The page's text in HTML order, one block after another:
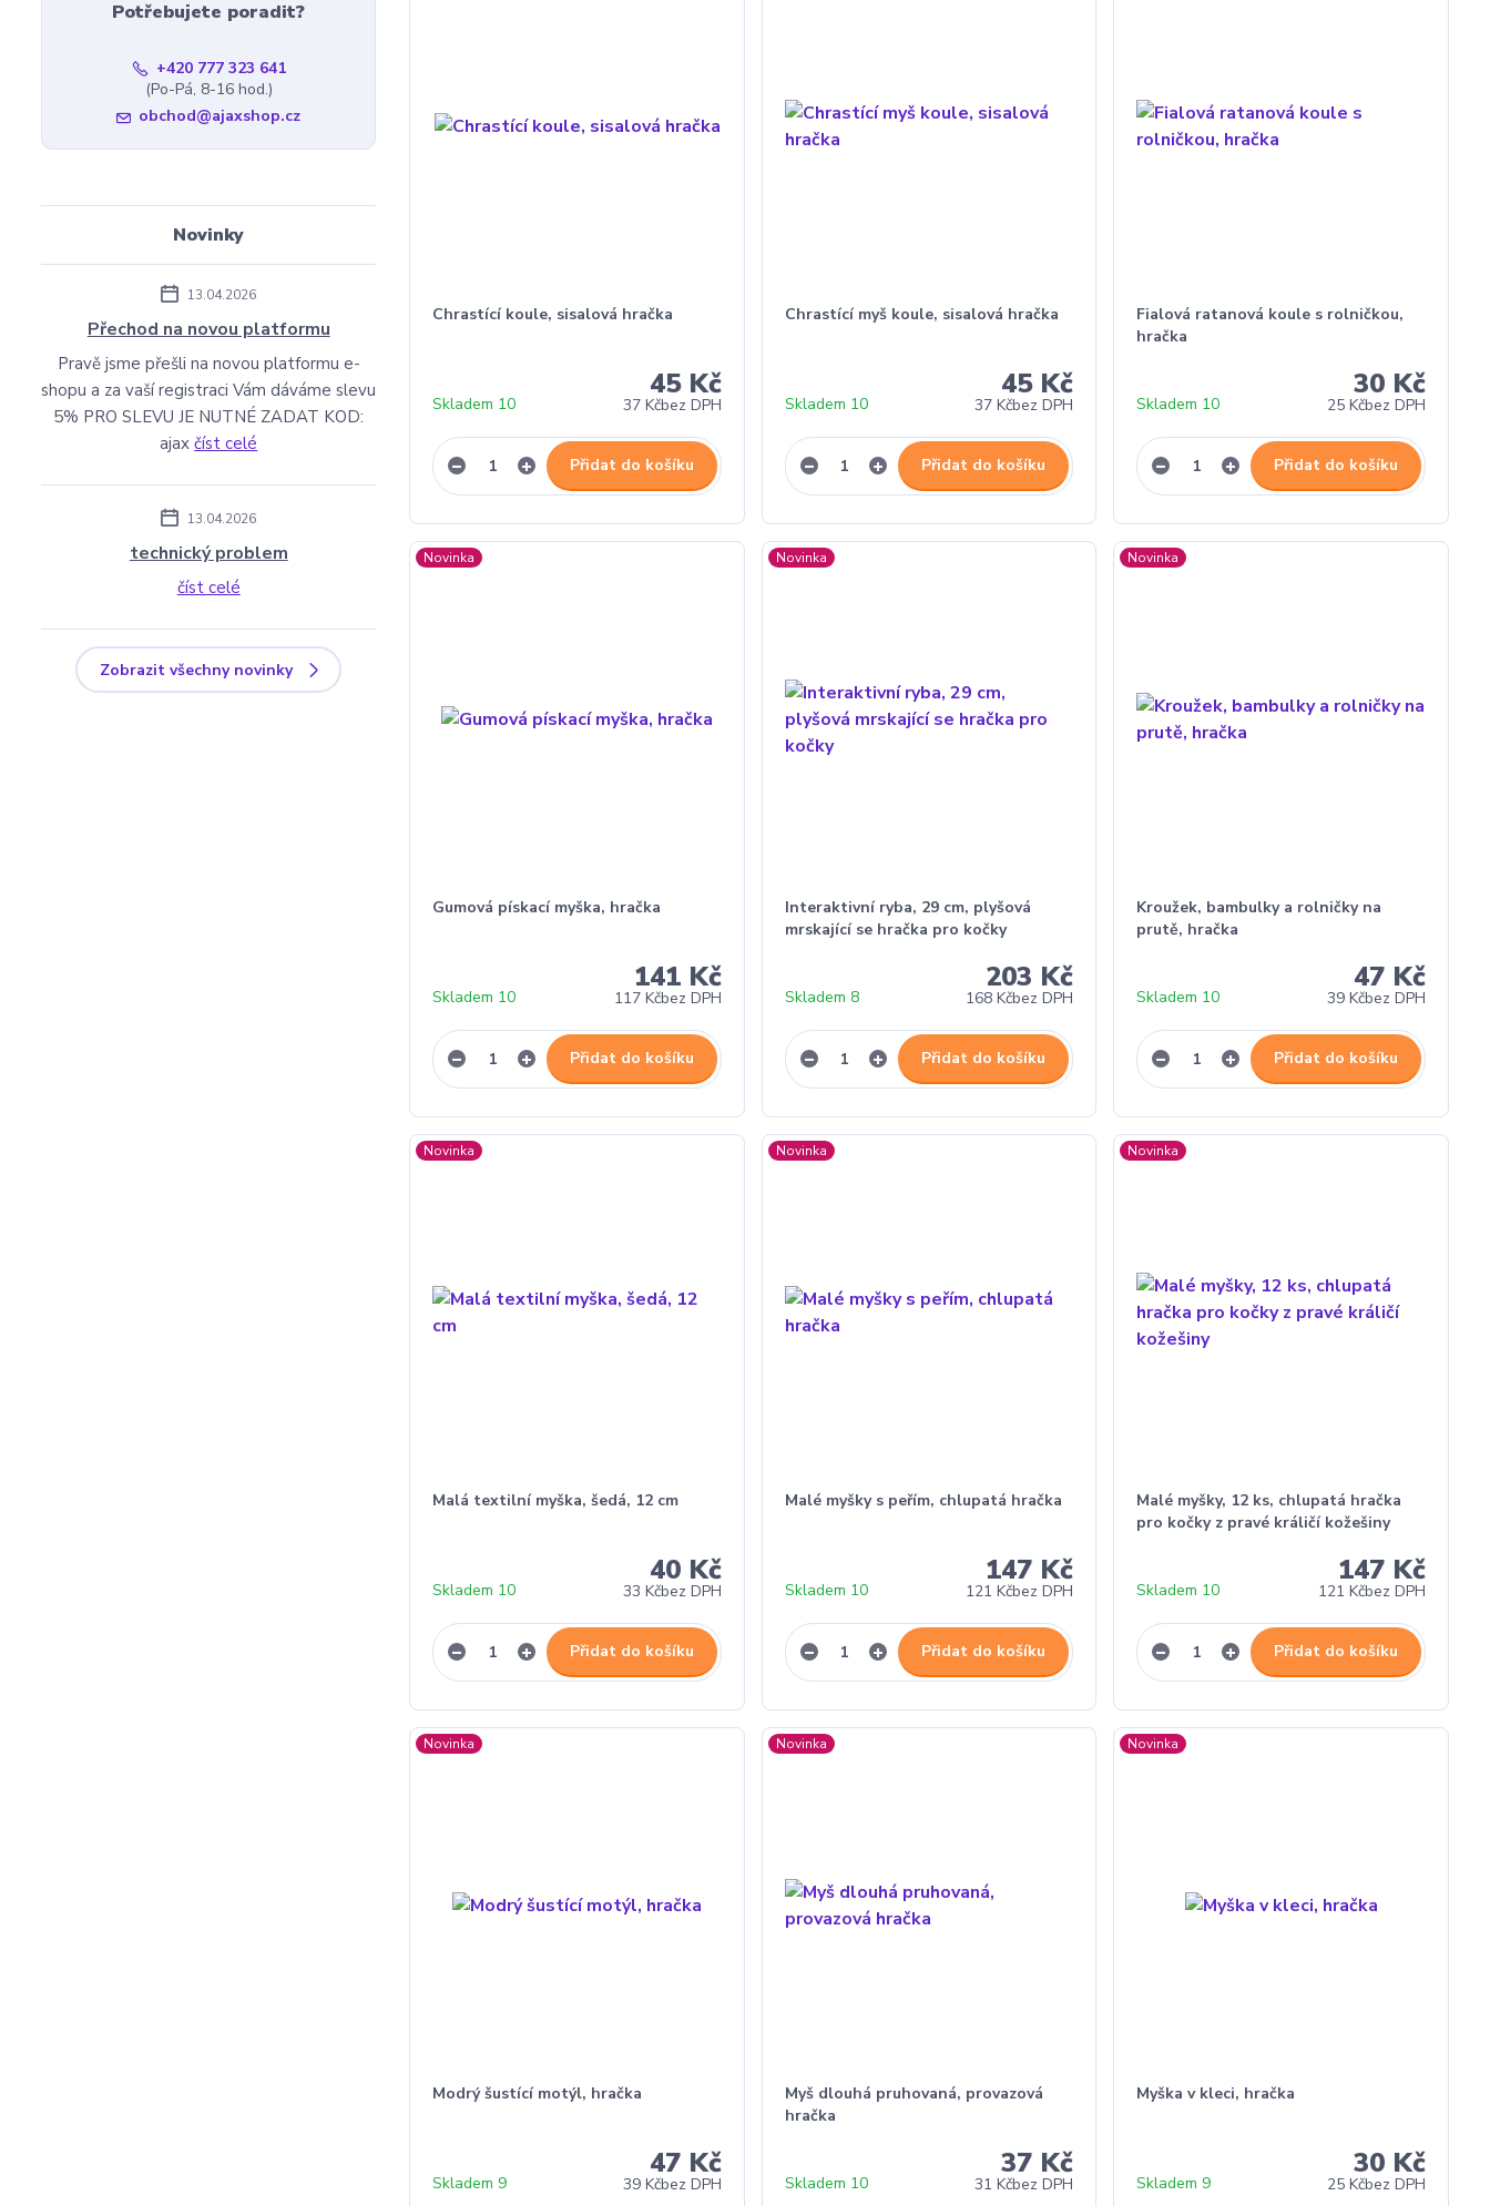
Chrastící koule, sisalová hračka
45 Kč
37 Kčbez DPH
Skladem 10
Přidat do košíku
Chrastící myš koule, sisalová hračka
45 Kč
37 Kčbez DPH
Skladem 10
Přidat do košíku
Fialová ratanová koule s rolničkou,
hračka
30 Kč
25 Kčbez DPH
Skladem 10
Přidat do košíku
Novinka
Gumová pískací myška, hračka
141 Kč
117 Kčbez DPH
Skladem 10
Přidat do košíku
Novinka
Interaktivní ryba, 29 cm, plyšová
mrskající se hračka pro kočky
203 Kč
168 Kčbez DPH
Skladem 8
Přidat do košíku
Novinka
Kroužek, bambulky a rolničky na
prutě, hračka
47 Kč
39 Kčbez DPH
Skladem 10
Přidat do košíku
Novinka
Malá textilní myška, šedá, 12 cm
40 Kč
33 Kčbez DPH
Skladem 10
Přidat do košíku
Novinka
Malé myšky s peřím, chlupatá hračka
147 Kč
121 Kčbez DPH
Skladem 10
Přidat do košíku
Novinka
Malé myšky, 12 ks, chlupatá hračka
pro kočky z pravé králičí kožešiny
147 Kč
121 Kčbez DPH
Skladem 10
Přidat do košíku
Novinka
Modrý šustící motýl, hračka
47 Kč
39 Kčbez DPH
Skladem 9
Novinka
Myš dlouhá pruhovaná, provazová
hračka
37 Kč
31 Kčbez DPH
Skladem 10
Novinka
Myška v kleci, hračka
30 Kč
25 Kčbez DPH
Skladem 9
Potřebujete poradit?
+420 777 323 641
(Po-Pá, 8-16 hod.)
obchod@ajaxshop.cz
Novinky
13.04.2026
Přechod na novou platformu
Pravě jsme přešli na novou platformu e-
shopu a za vaší registraci Vám dáváme slevu
5% PRO SLEVU JE NUTNÉ ZADAT KOD:
ajaxčíst celé
13.04.2026
technický problem
číst celé
Zobrazit všechny novinky